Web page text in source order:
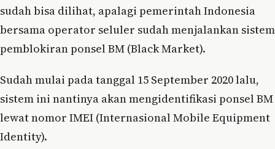
sudah bisa dilihat, apalagi pemerintah Indonesia
bersama operator seluler sudah menjalankan sistem
pemblokiran ponsel BM (Black Market).
Sudah mulai pada tanggal 15 September 2020 lalu,
sistem ini nantinya akan mengidentifikasi ponsel BM
lewat nomor IMEI (Internasional Mobile Equipment
Identity).